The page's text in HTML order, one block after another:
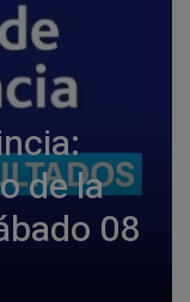
de la
08